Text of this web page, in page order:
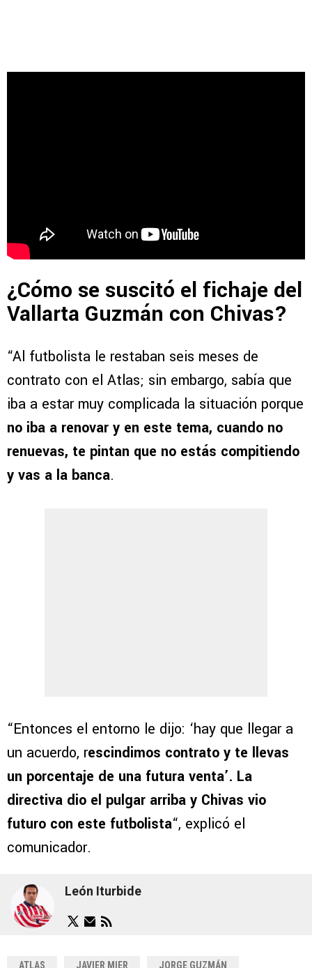
¿Cómo se suscitó el fichaje del
Vallarta Guzmán con Chivas?
“Al futbolista le restaban seis meses de
contrato con el Atlas; sin embargo, sabía que
iba a estar muy complicada la situación porque
no iba a renovar y en este tema, cuando no
renuevas, te pintan que no estás compitiendo
y vas a la banca.
“Entonces el entorno le dijo: ‘hay que llegar a
un acuerdo, rescindimos contrato y te llevas
un porcentaje de una futura venta’. La
directiva dio el pulgar arriba y Chivas vio
futuro con este futbolista“, explicó el
comunicador.
León Iturbide
ATLAS JAVIER MIER JORGE GUZMÁN